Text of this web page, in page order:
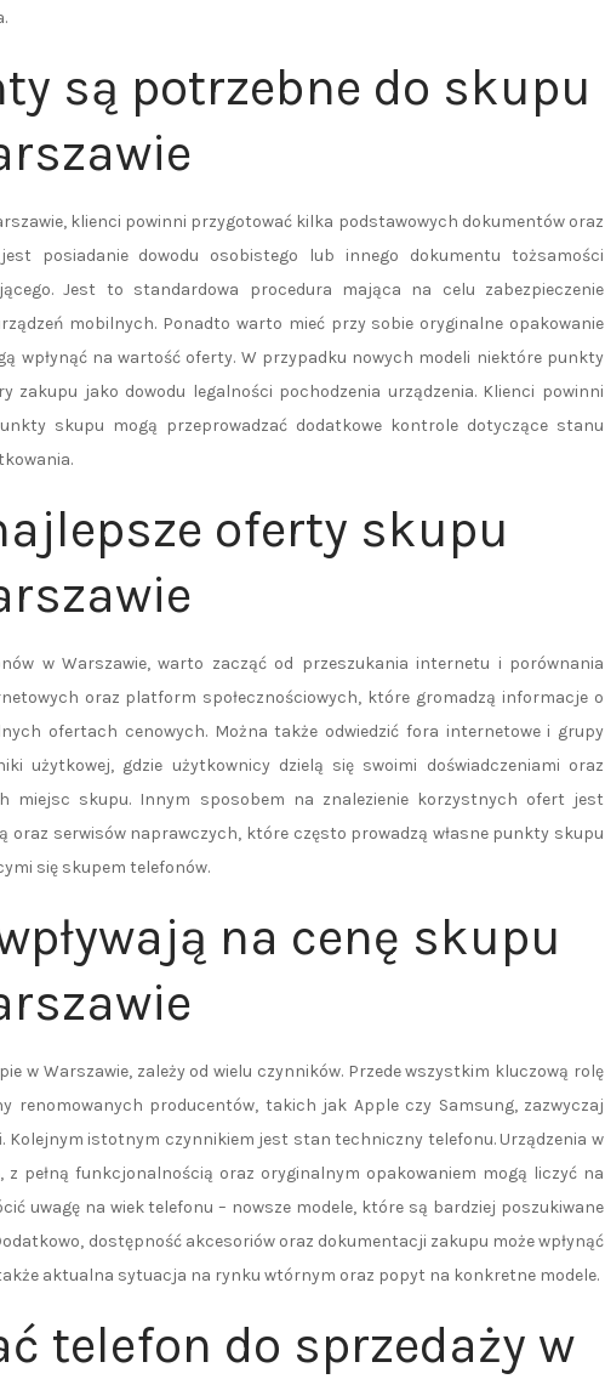
są potrzebne do skupu
klienci powinni przygotować kilka podstawowych dokumentów oraz
posiadanie dowodu osobistego lub innego dokumentu tożsamości
Jest to standardowa procedura mająca na celu zabezpieczenie
mobilnych. Ponadto warto mieć przy sobie oryginalne opakowanie
wpłynąć na wartość oferty. W przypadku nowych modeli niektóre punkty
zakupu jako dowodu legalności pochodzenia urządzenia. Klienci powinni
skupu mogą przeprowadzać dodatkowe kontrole dotyczące stanu
oferty skupu
w Warszawie, warto zacząć od przeszukania internetu i porównania
oraz platform społecznościowych, które gromadzą informacje o
ofertach cenowych. Można także odwiedzić fora internetowe i grupy
użytkowej, gdzie użytkownicy dzielą się swoimi doświadczeniami oraz
miejsc skupu. Innym sposobem na znalezienie korzystnych ofert jest
oraz serwisów naprawczych, które często prowadzą własne punkty skupu
się skupem telefonów.
na cenę skupu
w Warszawie, zależy od wielu czynników. Przede wszystkim kluczową rolę
renomowanych producentów, takich jak Apple czy Samsung, zazwyczaj
Kolejnym istotnym czynnikiem jest stan techniczny telefonu. Urządzenia w
z pełną funkcjonalnością oraz oryginalnym opakowaniem mogą liczyć na
uwagę na wiek telefonu – nowsze modele, które są bardziej poszukiwane
dostępność akcesoriów oraz dokumentacji zakupu może wpłynąć
aktualna sytuacja na rynku wtórnym oraz popyt na konkretne modele.
telefon do sprzedaży w